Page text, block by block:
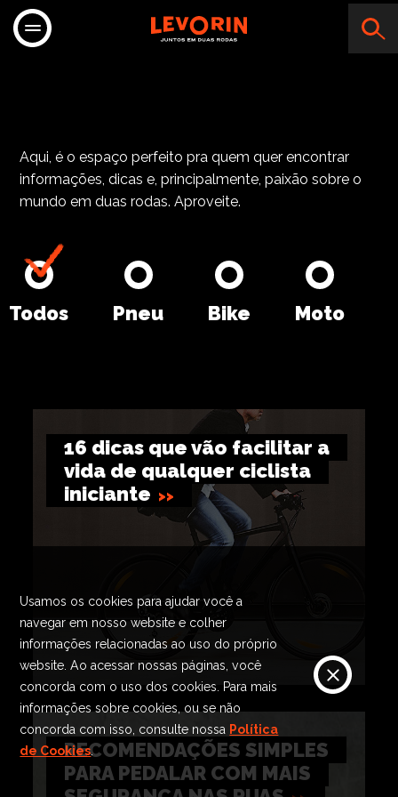
Aqui, é o espaço perfeito pra quem quer encontrar
informações, dicas e, principalmente, paixão sobre o
mundo em duas rodas. Aproveite.
Todos Pneu Bike Moto
16 dicas que vão facilitar a
vida de qualquer ciclista
iniciante
RECOMENDAÇÕES SIMPLES
PARA PEDALAR COM MAIS
Usamos os cookies para ajudar você a
navegar em nosso website e colher
informações relacionadas ao uso do próprio
website. Ao acessar nossas páginas, você
concorda com o uso dos cookies. Para mais
informações sobre cookies, ou se não
concorda com isso, consulte nossa Política
de Cookies.